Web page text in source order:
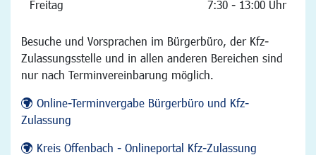
Freitag 7:30 - 13:00 Uhr
Besuche und Vorsprachen im Bürgerbüro, der Kfz-
Zulassungsstelle und in allen anderen Bereichen sind
nur nach Terminvereinbarung möglich.
Online-Terminvergabe Bürgerbüro und Kfz-
Zulassung
Kreis Offenbach - Onlineportal Kfz-Zulassung